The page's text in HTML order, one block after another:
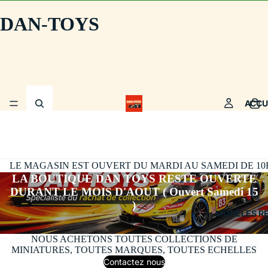
DAN-TOYS
MODÈLES
LE MAGASIN EST OUVERT DU MARDI AU SAMEDI DE
LA BOUTIQUE DAN TOYS RESTE OUVERTE
DURANT LE MOIS D'AOUT ( Ouvert Samedi 15
)
NOUS ACHETONS TOUTES COLLECTIONS DE
MINIATURES, TOUTES MARQUES, TOUTES ECHELLES
Contactez nous